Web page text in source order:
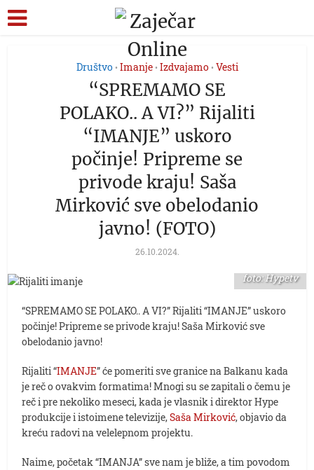
Društvo • Imanje • Izdvajamo • Vesti
“SPREMAMO SE
POLAKO.. A VI?” Rijaliti
“IMANJE” uskoro
počinje! Pripreme se
privode kraju! Saša
Mirković sve obelodanio
javno! (FOTO)
26.10.2024.
foto: Hypetv
“SPREMAMO SE POLAKO.. A VI?” Rijaliti “IMANJE” uskoro
počinje! Pripreme se privode kraju! Saša Mirković sve
obelodanio javno!
Rijaliti “IMANJE” će pomeriti sve granice na Balkanu kada
je reč o ovakvim formatima! Mnogi su se zapitali o čemu je
reč i pre nekoliko meseci, kada je vlasnik i direktor Hype
produkcije i istoimene televizije,Saša Mirković, objavio da
kreću radovi na velelepnom projektu.
Naime, početak “IMANJA” sve nam je bliže, a tim povodom